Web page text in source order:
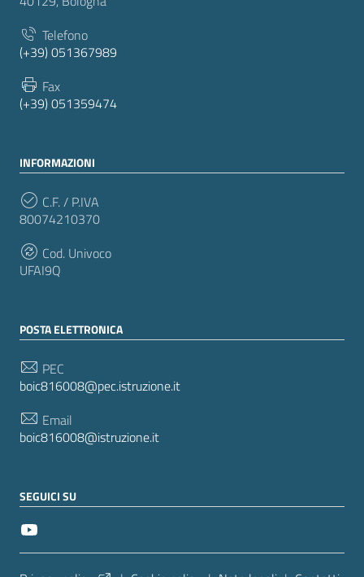
Telefono
(+39) 051367989
Fax
(+39) 051359474
INFORMAZIONI
C.F. / P.IVA
80074210370
Cod. Univoco
UFAI9Q
POSTA ELETTRONICA
PEC
boic816008@pec.istruzione.it
Email
boic816008@istruzione.it
SEGUICI SU